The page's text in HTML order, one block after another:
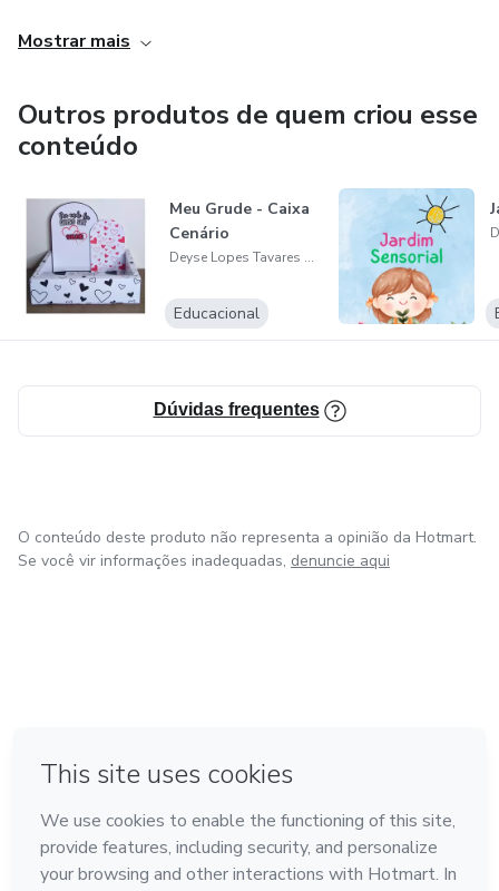
professores, pais e responsáveis. Seu objetivo é ajudar as
desenvolvimento pleno de forma lúdica e participativa.
Com sua expertise e comprometimento, Deyse se tornou
uma referência na área, oferecendo soluções que tornam o
aprendizado mais acessível e envolvente.
Mostrar mais
Outros produtos de quem criou esse
conteúdo
Meu Grude - Caixa
Cenário
Deyse Lopes Tavares Milome
Educacional
Dúvidas frequentes
O conteúdo deste produto não representa a opinião da Hotmart.
Se você vir informações inadequadas, denuncie aqui
Feito com ❤ em Bogotá